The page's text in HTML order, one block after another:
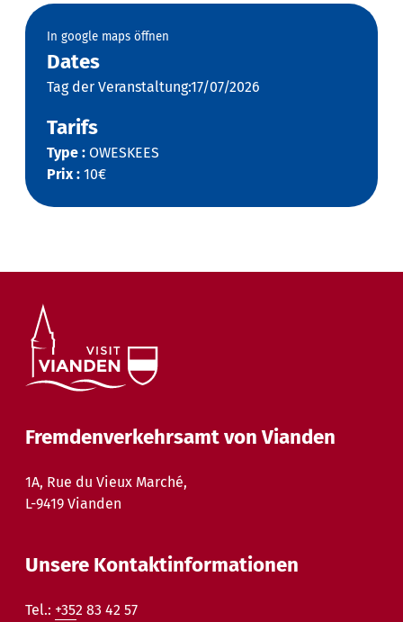
In google maps öffnen
Dates
Tag der Veranstaltung:17/07/2026
Tarifs
Type : OWESKEES
Prix : 10€
Fremdenverkehrsamt von Vianden
1A, Rue du Vieux Marché,
L-9419 Vianden
Unsere Kontaktinformationen
Tel.: +352 83 42 57